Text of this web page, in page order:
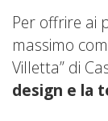
Per offrire ai
massimo
Villetta” di
design e la